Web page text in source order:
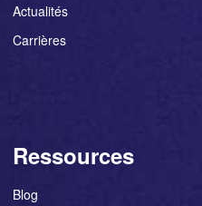
Actualités
Carrières
Ressources
Blog